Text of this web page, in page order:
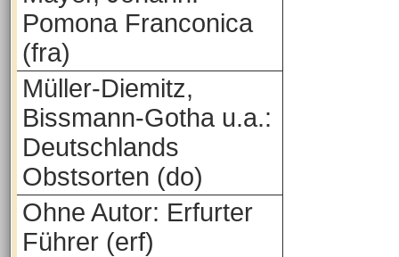
Pomona Franconica
(fra)
Müller-Diemitz,
Bissmann-Gotha u.a.:
Deutschlands
Obstsorten (do)
Ohne Autor: Erfurter
Führer (erf)